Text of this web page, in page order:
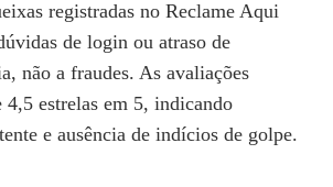
registradas no Reclame Aqui
de login ou atraso de
não a fraudes. As avaliações
4,5 estrelas em 5, indicando
e ausência de indícios de golpe.